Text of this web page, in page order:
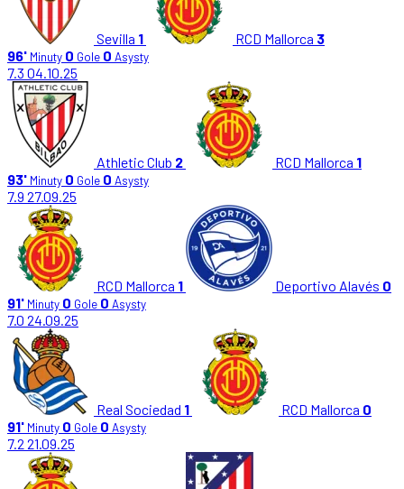
Sevilla 1 RCD Mallorca 3
96' Minuty 0 Gole 0 Asysty
7.3 04.10.25
Athletic Club 2 RCD Mallorca 1
93' Minuty 0 Gole 0 Asysty
7.9 27.09.25
RCD Mallorca 1 Deportivo Alavés 0
91' Minuty 0 Gole 0 Asysty
7.0 24.09.25
Real Sociedad 1 RCD Mallorca 0
91' Minuty 0 Gole 0 Asysty
7.2 21.09.25